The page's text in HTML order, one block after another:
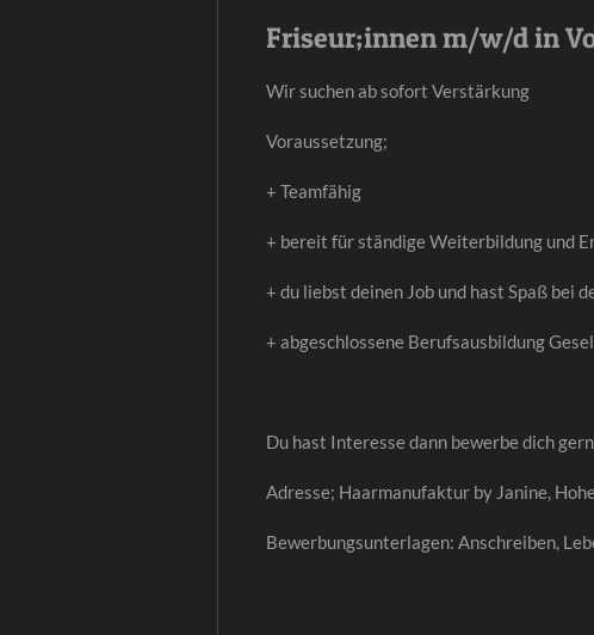
Friseur;innen m/w/d in
Wir suchen ab sofort Verstärkung
Voraussetzung;
+ Teamfähig
+ bereit für ständige Weiterbildung und
+ du liebst deinen Job und hast Spaß bei
+ abgeschlossene Berufsausbildung
Du hast Interesse dann bewerbe dich
Adresse; Haarmanufaktur by Janine,
Bewerbungsunterlagen: Anschreiben,